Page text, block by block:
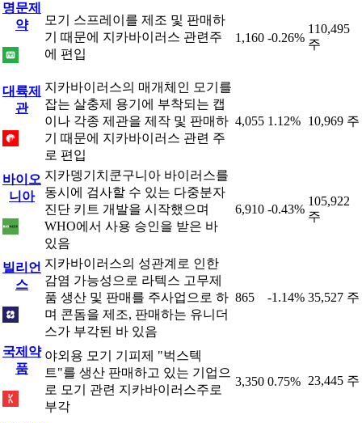
명문제
약
모기 스프레이를 제조 및 판매하
기 때문에 지카바이러스 관련주
에 편입
1,160 -0.26%
110,495
주
대륙제
관
지카바이러스의 매개체인 모기를
잡는 살충제 용기에 부착되는 캡
이나 각종 제관을 제작 및 판매하
기 때문에 지카바이러스 관련 주
로 편입
4,055 1.12% 10,969 주
바이오
니아
지카뎅기치쿤구니아 바이러스를
동시에 검사할 수 있는 다중분자
진단 키트 개발을 시작했으며
WHO에서 사용 승인을 받은 바
있음
6,910 -0.43%
105,922
주
빌리언
스
지카바이러스의 성관계로 인한
감염 가능성으로 라텍스 고무제
품 생산 및 판매를 주사업으로 하
며 콘돔을 제조, 판매하는 유니더
스가 부각된 바 있음
865 -1.14% 35,527 주
국제약
품
야외용 모기 기피제 "벅스텍
트"를 생산 판매하고 있는 기업으
로 모기 관련 지카바이러스주로
부각
3,350 0.75% 23,445 주